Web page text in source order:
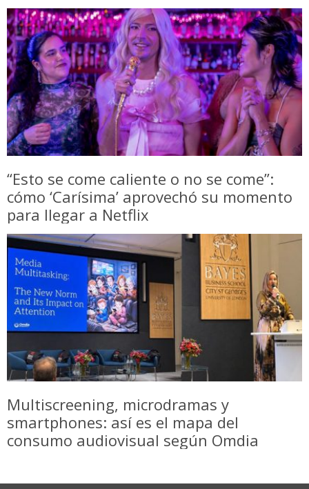
“Esto se come caliente o no se come”:
cómo ‘Carísima’ aprovechó su momento
para llegar a Netflix
Multiscreening, microdramas y
smartphones: así es el mapa del
consumo audiovisual según Omdia